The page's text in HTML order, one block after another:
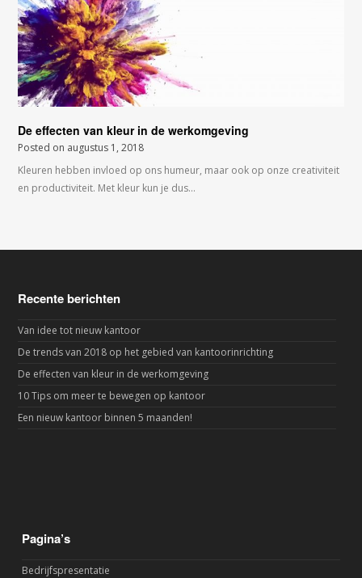
De effecten van kleur in de werkomgeving
Posted on augustus 1, 2018
Kleuren hebben invloed op ons humeur, maar ook op onze creativiteit
en productiviteit. Met kleur kun je dus…
Recente berichten
Van idee tot nieuw kantoor
De trends van 2018 op het gebied van kantoorinrichting
De effecten van kleur in de werkomgeving
10 Tips om meer te bewegen op kantoor
Een nieuw kantoor binnen 5 maanden!
Pagina’s
Bedrijfspresentatie